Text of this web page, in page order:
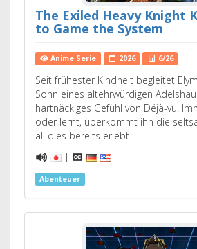
The Exiled Heavy Knight
to Game the System
Anime Serie 2026 6/26
Seit frühester Kindheit begleitet
Sohn eines altehrwürdigen
hartnäckiges Gefühl von Déjà-vu.
oder lernt, überkommt ihn die
all dies bereits erlebt…
|
Abenteuer